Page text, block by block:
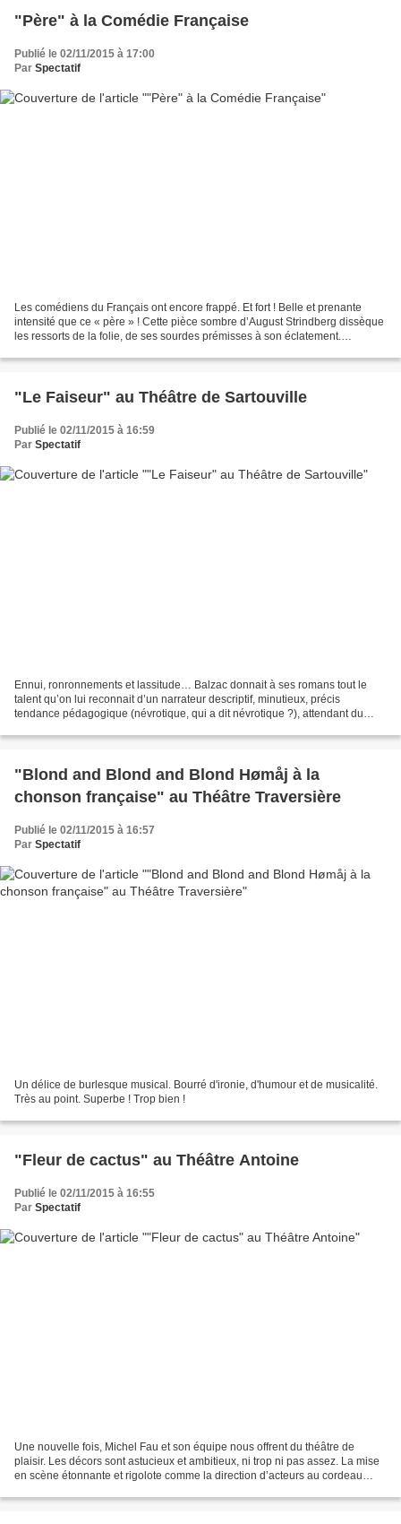
"Père" à la Comédie Française
Publié le 02/11/2015 à 17:00
Par Spectatif
Les comédiens du Français ont encore frappé. Et fort ! Belle et prenante
intensité que ce « père » ! Cette pièce sombre d’August Strindberg dissèque
les ressorts de la folie, de ses sourdes prémisses à son éclatement.
"Le Faiseur" au Théâtre de Sartouville
Publié le 02/11/2015 à 16:59
Par Spectatif
Ennui, ronronnements et lassitude… Balzac donnait à ses romans tout le
talent qu’on lui reconnait d’un narrateur descriptif, minutieux, précis
tendance pédagogique (névrotique, qui a dit névrotique ?), attendant du
"Blond and Blond and Blond Hømåj à la
chonson française" au Théâtre Traversière
Publié le 02/11/2015 à 16:57
Par Spectatif
Un délice de burlesque musical. Bourré d'ironie, d'humour et de musicalité.
Très au point. Superbe ! Trop bien !
"Fleur de cactus" au Théâtre Antoine
Publié le 02/11/2015 à 16:55
Par Spectatif
Une nouvelle fois, Michel Fau et son équipe nous offrent du théâtre de
plaisir. Les décors sont astucieux et ambitieux, ni trop ni pas assez. La mise
en scène étonnante et rigolote comme la direction d’acteurs au cordeau